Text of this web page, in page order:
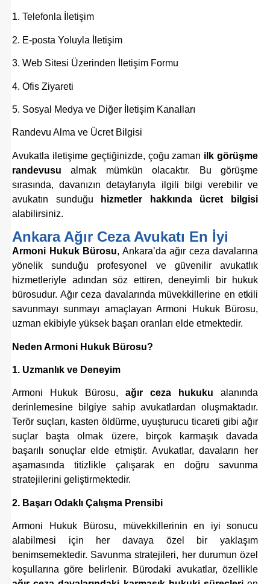
1. Telefonla İletişim
2. E-posta Yoluyla İletişim
3. Web Sitesi Üzerinden İletişim Formu
4. Ofis Ziyareti
5. Sosyal Medya ve Diğer İletişim Kanalları
Randevu Alma ve Ücret Bilgisi
Avukatla iletişime geçtiğinizde, çoğu zaman ilk görüşme
randevusu almak mümkün olacaktır. Bu görüşme
sırasında, davanızın detaylarıyla ilgili bilgi verebilir ve
avukatın sunduğu
hizmetler hakkında ücret bilgisi
alabilirsiniz.
Ankara Ağır Ceza Avukatı En İyi
Armoni Hukuk Bürosu, Ankara’da ağır ceza davalarına
yönelik sunduğu profesyonel ve güvenilir avukatlık
hizmetleriyle adından söz ettiren, deneyimli bir hukuk
bürosudur. Ağır ceza davalarında müvekkillerine en etkili
savunmayı sunmayı amaçlayan Armoni Hukuk Bürosu,
uzman ekibiyle yüksek başarı oranları elde etmektedir.
Neden Armoni Hukuk Bürosu?
1. Uzmanlık ve Deneyim
Armoni Hukuk Bürosu, ağır ceza hukuku alanında
derinlemesine bilgiye sahip avukatlardan oluşmaktadır.
Terör suçları, kasten öldürme, uyuşturucu ticareti gibi ağır
suçlar başta olmak üzere, birçok karmaşık davada
başarılı sonuçlar elde etmiştir. Avukatlar, davaların her
aşamasında titizlikle çalışarak en doğru savunma
stratejilerini geliştirmektedir.
2. Başarı Odaklı Çalışma Prensibi
Armoni Hukuk Bürosu, müvekkillerinin en iyi sonucu
alabilmesi için her davaya özel bir yaklaşım
benimsemektedir. Savunma stratejileri, her durumun özel
koşullarına göre belirlenir. Bürodaki avukatlar, özellikle